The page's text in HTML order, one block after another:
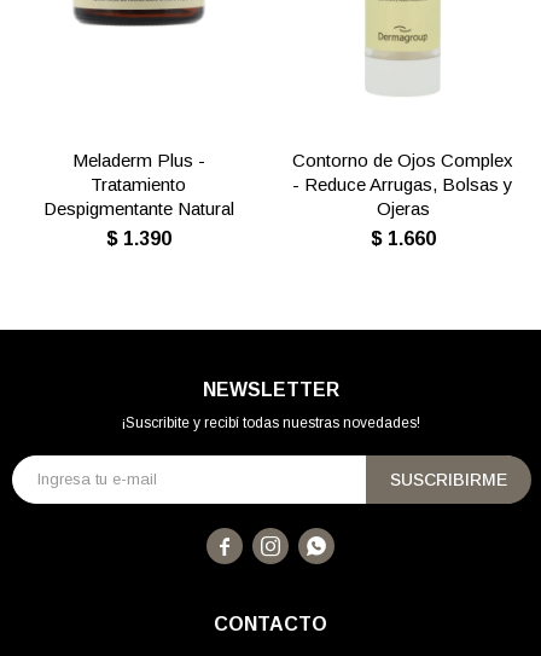
Meladerm Plus -
Tratamiento
Despigmentante Natural
$ 1.390
Contorno de Ojos Complex
- Reduce Arrugas, Bolsas y
Ojeras
$ 1.660
CONTACTO
NEWSLETTER
¡Suscribite y recibí todas nuestras novedades!
SUSCRIBIRME
  